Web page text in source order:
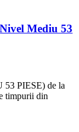
Mediu 53
PIESE) de la
timpurii din